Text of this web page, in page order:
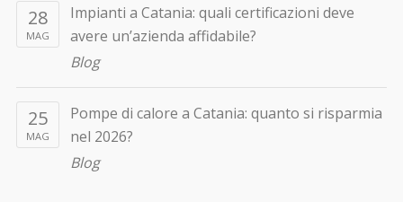
28
MAG
Impianti a Catania: quali certificazioni deve
avere un’azienda affidabile?
Blog
25
MAG
Pompe di calore a Catania: quanto si risparmia
nel 2026?
Blog